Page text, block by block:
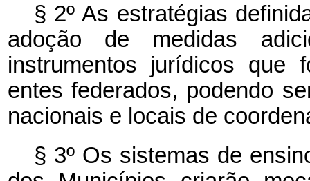
§ 2º As estratégias
adoção de medidas
instrumentos jurídicos que
entes federados, podendo
nacionais e locais de
§ 3º Os sistemas de